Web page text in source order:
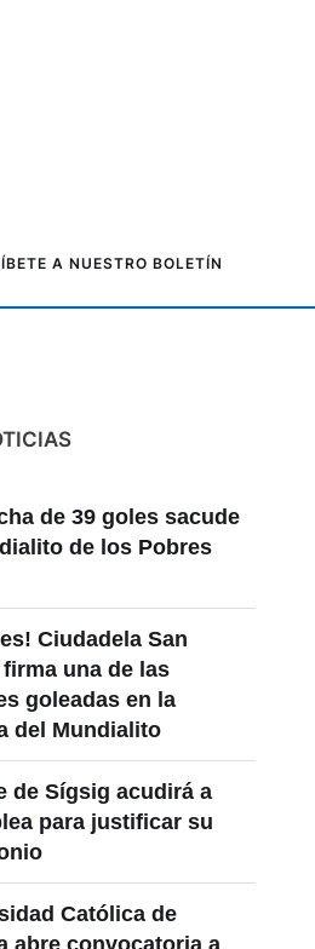
A NUESTRO BOLETÍN
de 39 goles sacude
de los Pobres
Ciudadela San
una de las
goleadas en la
del Mundialito
de Sígsig acudirá a
para justificar su
Católica de
abre convocatoria a